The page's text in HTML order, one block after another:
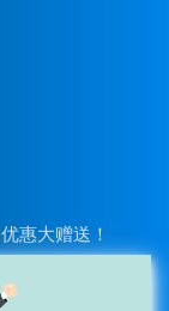
惠大赠送！